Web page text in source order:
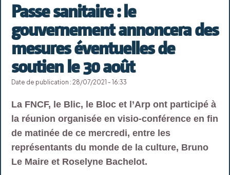
Passe sanitaire : le
gouvernement annoncera des
mesures éventuelles de
soutien le 30 août
Date de publication : 28/07/2021 - 16:33
La FNCF, le Blic, le Bloc et l’Arp ont participé à
la réunion organisée en visio-conférence en fin
de matinée de ce mercredi, entre les
représentants du monde de la culture, Bruno
Le Maire et Roselyne Bachelot.